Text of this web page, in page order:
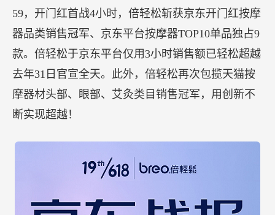
59，开门红首战4小时，倍轻松斩获京东开门红按摩
器品类销售冠军、京东平台按摩器TOP10单品独占9
款。倍轻松于京东平台仅用3小时销售额已轻松超越
去年31日官宣全天。此外，倍轻松再次包揽天猫按
摩器材头部、眼部、艾灸类目销售冠军，用创新不
断实现超越！